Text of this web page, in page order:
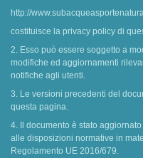
http://
costituisce la privacy policy di
2. Esso può essere soggetto a
modifiche ed aggiornamenti
notifiche agli utenti.
3. Le versioni precedenti del
questa pagina.
4. Il documento è stato
alle disposizioni normative in
Regolamento UE 2016/679.